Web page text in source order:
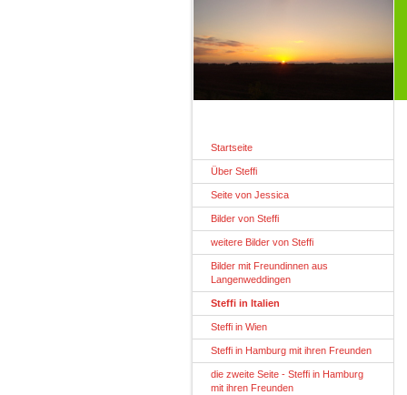
Startseite
Über Steffi
Seite von Jessica
Bilder von Steffi
weitere Bilder von Steffi
Bilder mit Freundinnen aus
Langenweddingen
Steffi in Italien
Steffi in Wien
Steffi in Hamburg mit ihren Freunden
die zweite Seite - Steffi in Hamburg
mit ihren Freunden